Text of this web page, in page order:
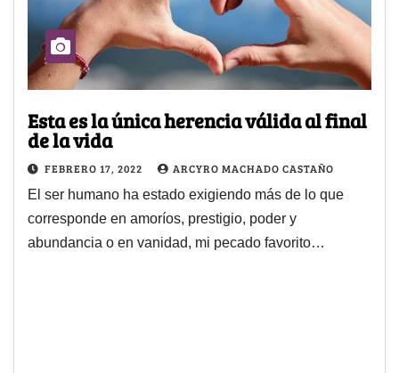
Esta es la única herencia válida al final
de la vida
FEBRERO 17, 2022 ARCYRO MACHADO CASTAÑO
El ser humano ha estado exigiendo más de lo que
corresponde en amoríos, prestigio, poder y
abundancia o en vanidad, mi pecado favorito…